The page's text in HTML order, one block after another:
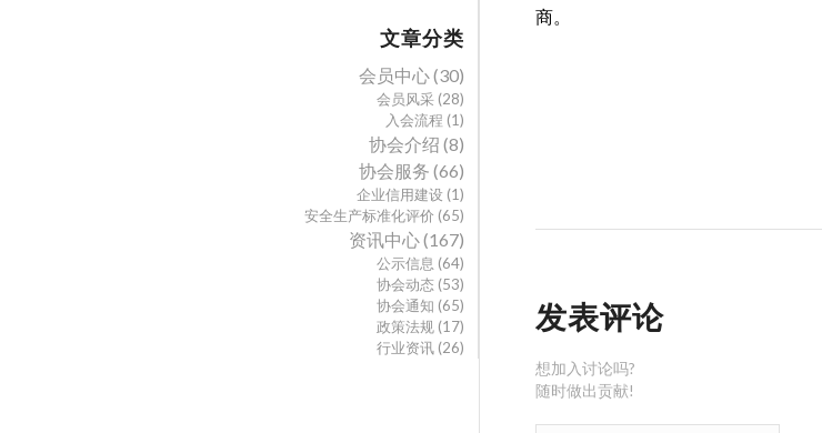
商。
发表评论
想加入讨论吗?
随时做出贡献!
文章分类
会员中心(30)
会员风采(28)
入会流程 (1)
协会介绍 (8)
协会服务 (66)
企业信用建设(1)
安全生产标准化评价 (65)
资讯中心(167)
公示信息 (64)
协会动态(53)
协会通知 (65)
政策法规(17)
行业资讯(26)